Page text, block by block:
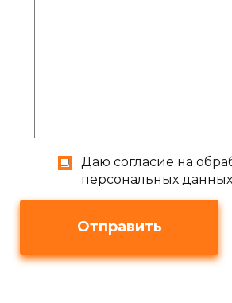
Даю согласие на
персональных данных
Отправить